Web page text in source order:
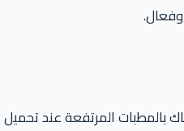
المرتفعة عند تحميل 4 أفراد.